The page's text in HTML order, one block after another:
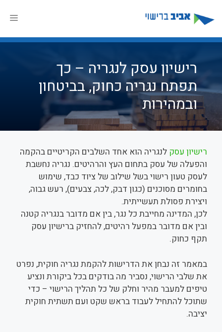
לתוכן
רישיון עסק לנגריה – כך
תפתח נגריה כחוק, בביטחון
ובמהירות
רישיון עסק לנגריה הוא אחד השלבים הקריטיים בהקמה
והפעלה של עסק בתחום העץ והרהיטים. נגריה נחשבת
לעסק טעון רישוי בשל שילוב של ציוד כבד, שימוש
בחומרים מסוכנים (כגון דבק, לכה, צבעים), רעש גבוה,
ויצירת פסולת תעשייתית.
לכן, המדינה מחייבת כל נגר, בין אם מדובר בנגריה קטנה
ובין אם מדובר במפעל רהיטים, להחזיק ברישיון עסק
תקף כחוק.
במאמר זה נבחן את הדרישות להקמת נגריה חוקית, נפרט
את שלבי הרישוי, נסביר מה בודקים בכל ביקורת ונציע
טיפים למעבר מהיר וחלק של כל תהליך הרישוי – כדי
שתוכל להתחיל לעבוד בראש שקט ועם תשתית חוקית
יציבה.